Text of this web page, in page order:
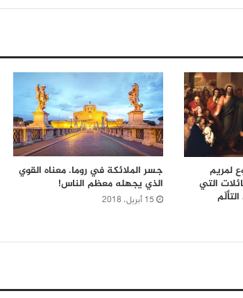
لمريم
التي
جسر الملائكة في روما. معناه القوي
الذي يجهله معظم الناس!
15 أبريل، 2018